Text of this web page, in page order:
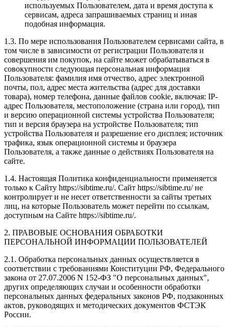
используемых Пользователем, дата и время доступа к
сервисам, адреса запрашиваемых страниц и иная
подобная информация.
1.3. По мере использования Пользователем сервисами сайта, в
том числе в зависимости от регистрации Пользователя и
совершения им покупок, на сайте может обрабатываться в
совокупности следующая персональная информация
Пользователя: фамилия имя отчество, адрес электронной
почты, пол, адрес места жительства (адрес для доставки
товара), номер телефона, данные файлов cookie, включая: IP-
адрес Пользователя, местоположение (страна или город), тип
и версию операционной системы устройства Пользователя;
тип и версия браузера на устройстве Пользователя; тип
устройства Пользователя и разрешение его дисплея; источник
трафика, язык операционной системы и браузера
Пользователя, а также данные о действиях Пользователя на
сайте.
1.4. Настоящая Политика конфиденциальности применяется
только к Сайту https://sibtime.ru/. Сайт https://sibtime.ru/ не
контролирует и не несет ответственности за сайты третьих
лиц, на которые Пользователь может перейти по ссылкам,
доступным на Сайте https://sibtime.ru/.
2. ПРАВОВЫЕ ОСНОВАНИЯ ОБРАБОТКИ
ПЕРСОНАЛЬНОЙ ИНФОРМАЦИИ ПОЛЬЗОВАТЕЛЕЙ
2.1. Обработка персональных данных осуществляется в
соответствии с требованиями Конституции РФ, Федерального
закона от 27.07.2006 N 152-ФЗ "О персональных данных",
других определяющих случаи и особенности обработки
персональных данных федеральных законов РФ, подзаконных
актов, руководящих и методических документов ФСТЭК
России.